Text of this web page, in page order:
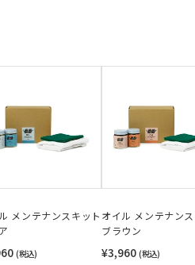
メンテナンスキット
(税込)
オイル メンテナン
ブラウン
¥3,960 (税込)